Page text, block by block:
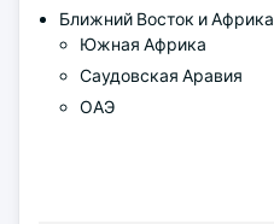
Ближний Восток и Африка
Южная Африка
Саудовская Аравия
ОАЭ